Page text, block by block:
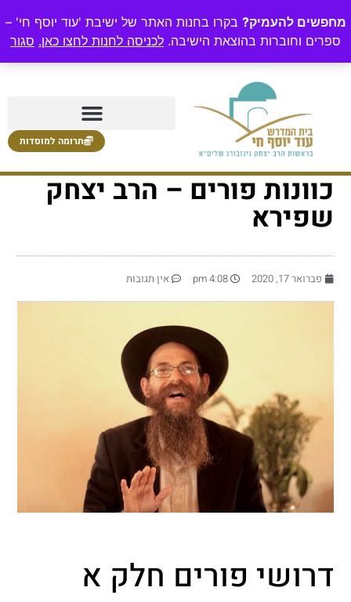
מחפשים להעמיק? בקרו בחנות האתר של ישיבת 'עוד יוסף חי' –
ספרים וחוברות בהוצאת הישיבה. לכניסה לחנות לחצו כאן. סגור
תרומה למוסדות
כוונות פורים – הרב יצחק
שפירא
פברואר 17, 2020 4:08 pm אין תגובות
דרושי פורים חלק א